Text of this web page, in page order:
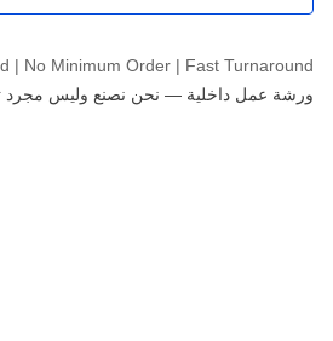
| No Minimum Order | Fast Turnaround
ورشة عمل داخلية — نحن نصنع وليس مجرد